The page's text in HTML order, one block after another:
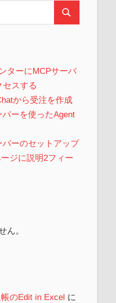
検
ターにMCPサーバ
セスする
から受注を作成
ーを使ったAgent
バーのセットアップ
ジに説明2フィー
ん。
のEdit in Excel に